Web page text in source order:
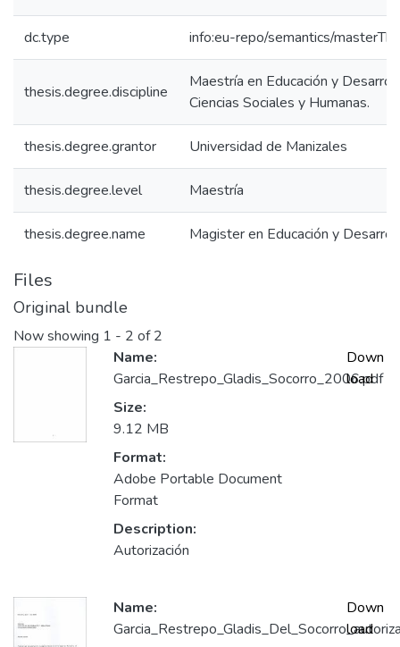
dc.type info:eu-repo/semantics/
thesis.degree.discipline
Maestría en Educación y
Ciencias Sociales y Humanas.
thesis.degree.grantor Universidad de Manizales
thesis.degree.level Maestría
thesis.degree.name Magister en Educación y
Files
Original bundle
Now showing 1 - 2 of 2
Name:
Garcia_Restrepo_Gladis_Socorro_2006.pdf
Size:
9.12 MB
Format:
Adobe Portable Document
Format
Description:
Autorización
Down
load
Name:
Down
load